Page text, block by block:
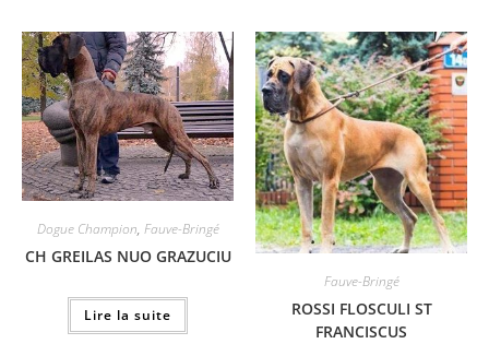
Dogue Champion, Fauve-Bringé
CH GREILAS NUO GRAZUCIU
Lire la suite
Fauve-Bringé
ROSSI FLOSCULI ST
FRANCISCUS